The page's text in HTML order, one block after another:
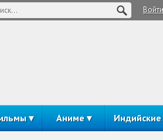
Войти
Аниме Индийские